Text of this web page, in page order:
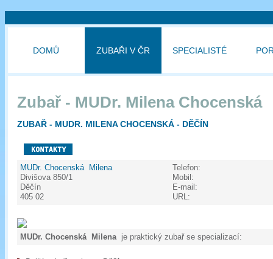
DOMŮ ZUBAŘI V ČR SPECIALISTÉ
Zubař - MUDr. Milena Chocenská
ZUBAŘ - MUDR. MILENA CHOCENSKÁ - DĚČÍN
MUDr. Chocenská Milena
Divišova 850/1
Děčín
405 02
Telefon:
Mobil:
E-mail:
URL:
MUDr. Chocenská Milena je praktický zubař se specializací: